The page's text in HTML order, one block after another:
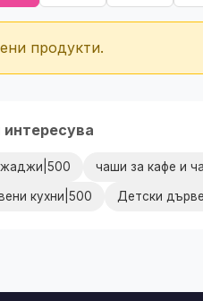
продукти.
чаши за кафе и
кухни|500 Детски